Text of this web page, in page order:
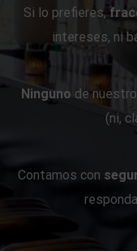
Si lo prefieres,
intereses, ni
Ninguno de
(ni,
Contamos con